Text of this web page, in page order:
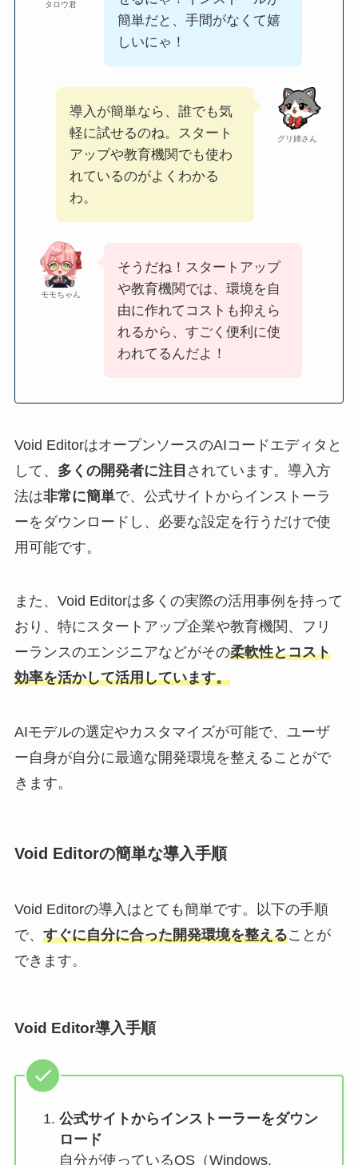
タロウ君
簡単だと、手間がなくて嬉
しいにゃ！
グリ姉さん
導入が簡単なら、誰でも気
軽に試せるのね。スタート
アップや教育機関でも使わ
れているのがよくわかる
わ。
モモちゃん
そうだね！スタートアップ
や教育機関では、環境を自
由に作れてコストも抑えら
れるから、すごく便利に使
われてるんだよ！
Void EditorはオープンソースのAIコードエディタと
して、 多くの開発者に注目 されています。導入方
法は非常に簡単で、公式サイトからインストーラ
ーをダウンロードし、必要な設定を行うだけで使
用可能です。
また、Void Editorは多くの実際の活用事例を持って
おり、特にスタートアップ企業や教育機関、フリ
ーランスのエンジニアなどがその柔軟性とコスト
効率を活かして活用しています。
AIモデルの選定やカスタマイズが可能で、ユーザ
ー自身が自分に最適な開発環境を整えることがで
きます。
Void Editorの簡単な導入手順
Void Editorの導入はとても簡単です。以下の手順
で、 すぐに自分に合った開発環境を整えることが
できます。
Void Editor導入手順
公式サイトからインストーラーをダウン
ロード
自分が使っているOS（Windows,